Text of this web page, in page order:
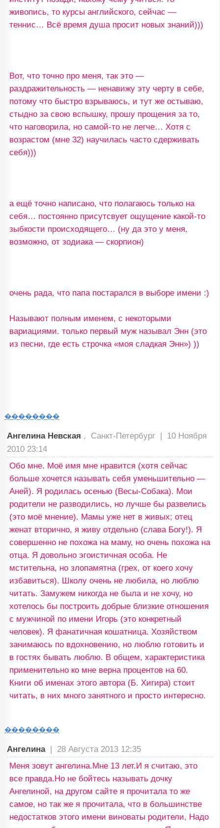
живопись, то курсы английского, сейчас —
теннис… Всё время душа просит новых знаний)))
Вот, что точно про меня, так это —
раздражительность — ненавижу эту черту в себе,
потому что быстро взрываюсь, и тут же остываю,
стыдно за свою вспышку, прошу прощения за то,
что наговорила, но самой-то не легче… Хотя с
возрастом (мне 32) научилась часто сдерживать
себя)))
а ещё точно написано, что полагаюсь только на
себя… постоянно присутсвует ощущение какой-то
зыбкости происходящего… (ну да это у меня,
возможно, от зодиака — скорпион)
очень рада, что папа постарался в выборе имени :)
Называют полным именем, с некоторыми
вариациями. только первый муж называл Энн (это
из песни, где есть строчка «моя сладкая Энн») ))
��������
Ангелина Невская , Санкт-Петербург | 10 Ноября
2010 23:14
Обо мне. Моё имя мне нравится (хотя сейчас
больше хочется называть себя уменьшительно —
Аней). Я родилась осенью (Весы-Собака). Мои
родители не разводились, но лучше бы развелись
(это моё мнение). Мамы уже нет в живых; отец
женат вторично, я живу отдельно (слава Богу!). Я
совершенно не похожа на маму, но очень похожа на
отца. Я довольно эгоистичная особа. Не
мстительна, но злопамятна (грех, от коего хочу
избавиться). Школу очень не любила, но люблю
читать. Замужем никогда не была и не хочу, но
хотелось бы построить добрые близкие отношения
с мужчиной по имени Игорь (это конкретный
человек). Я фанатичная кошатница. Хозяйством
занимаюсь по вдохновению, но люблю готовить и
в гостях бывать люблю. В общем, характеристика
применительно ко мне верна процентов на 60.
Книги об именах этого автора (Б. Хигира) стоит
читать, в них много занятного и просто интересно.
��������
Ангелина | 28 Августа 2013 12:35
Меня зовут ангелина.Мне 13 лет.И я считаю, это
все правда.Но не бойтесь называть дочку
Ангелиной, на другом сайте я прочитала то же
самое, но так же я прочитала, что в большинстве
недостатков этого имени виноваты родители, Надо